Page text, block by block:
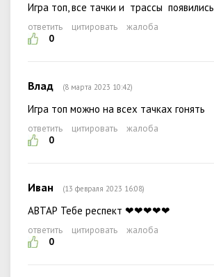
Игра топ, все тачки и трассы появились
ответить цитировать
жалоба
0
Влад (8 марта 2023 10:42)
Игра топ можно на всех тачках гонять
ответить цитировать
жалоба
0
Иван (13 февраля 2023 16:08)
АВТАР Тебе респект ❤❤❤❤❤
ответить цитировать
жалоба
0